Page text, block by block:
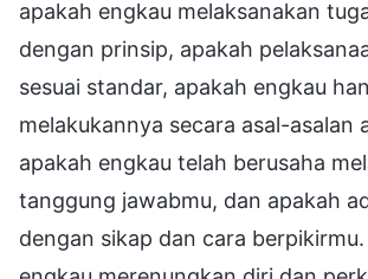
apakah engkau melaksanakan
dengan prinsip, apakah
sesuai standar, apakah engkau
melakukannya secara asal-asalan
apakah engkau telah berusaha
tanggung jawabmu, dan apakah
dengan sikap dan cara berpikirmu.